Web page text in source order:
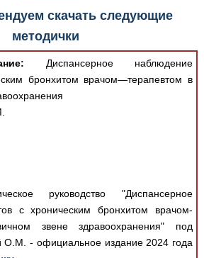
скачать следующие
методички
Диспансерное наблюдение
бронхитом врачом—терапевтом в
руководство "Диспансерное
с хроническим бронхитом врачом-
звене здравоохранения" под
О.М. - официальное издание 2024 года